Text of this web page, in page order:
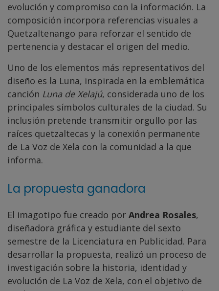
evolución y compromiso con la información. La
composición incorpora referencias visuales a
Quetzaltenango para reforzar el sentido de
pertenencia y destacar el origen del medio.
Uno de los elementos más representativos del
diseño es la Luna, inspirada en la emblemática
canción Luna de Xelajú, considerada uno de los
principales símbolos culturales de la ciudad. Su
inclusión pretende transmitir orgullo por las
raíces quetzaltecas y la conexión permanente
de La Voz de Xela con la comunidad a la que
informa.
La propuesta ganadora
El imagotipo fue creado por Andrea Rosales,
diseñadora gráfica y estudiante del sexto
semestre de la Licenciatura en Publicidad. Para
desarrollar la propuesta, realizó un proceso de
investigación sobre la historia, identidad y
evolución de La Voz de Xela, con el objetivo de